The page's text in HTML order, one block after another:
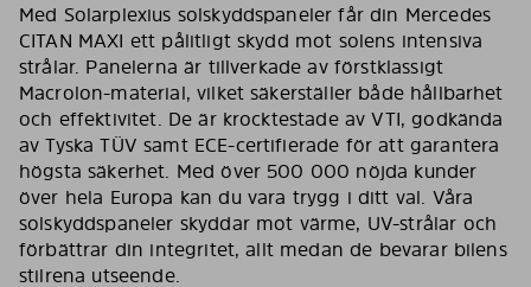
Med Solarplexius solskyddspaneler får din Mercedes
CITAN MAXI ett pålitligt skydd mot solens intensiva
strålar. Panelerna är tillverkade av förstklassigt
Macrolon-material, vilket säkerställer både hållbarhet
och effektivitet. De är krocktestade av VTI, godkända
av Tyska TÜV samt ECE-certifierade för att garantera
högsta säkerhet. Med över 500 000 nöjda kunder
över hela Europa kan du vara trygg i ditt val. Våra
solskyddspaneler skyddar mot värme, UV-strålar och
förbättrar din integritet, allt medan de bevarar bilens
stilrena utseende.